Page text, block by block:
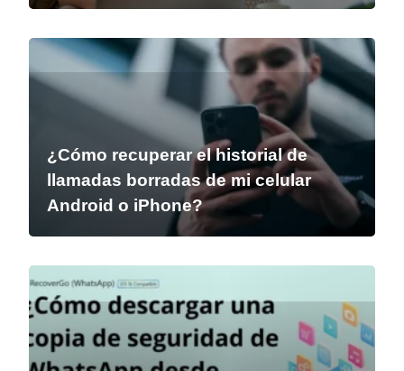
¿Cómo recuperar el historial de
llamadas borradas de mi celular
Android o iPhone?